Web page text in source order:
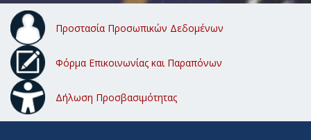
Προστασία Προσωπικών Δεδομένων
Φόρμα Επικοινωνίας και Παραπόνων
Δήλωση Προσβασιμότητας